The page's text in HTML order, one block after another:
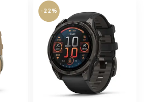
-22%